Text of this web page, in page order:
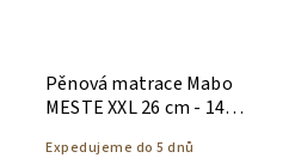
Pěnová matrace Mabo
MESTE XXL 26 cm - 140 x
Expedujeme do 5 dnů